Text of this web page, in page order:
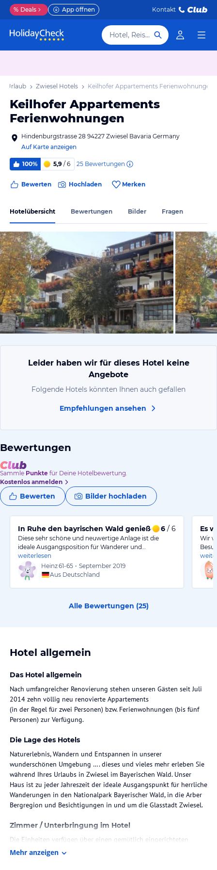
% Deals App öffnen Kontakt
Hotel, Reiseziel
Urlaub Zwiesel Hotels Keilhofer Appartements Ferienwohnungen
Keilhofer Appartements
Ferienwohnungen
Hindenburgstrasse 28 94227 Zwiesel Bavaria Germany
Auf Karte anzeigen
100% 5,9 / 6 25 Bewertungen
Bewerten Hochladen Merken
Hotelübersicht Bewertungen Bilder Fragen
vom
Leider haben wir für dieses Hotel keine
Angebote
Folgende Hotels könnten Ihnen auch gefallen
Empfehlungen ansehen
Bewertungen
Sammle Punkte für Deine Hotelbewertung.
Kostenlos anmelden
Bewerten Bilder hochladen
In Ruhe den bayrischen Wald genießen6 / 6
Diese sehr schöne und neuwertige Anlage ist die
ideale Ausgangsposition für Wanderer und…
weiterlesen
Heinz61-65 • September 2019
Aus Deutschland
Es
Wir
Alle Bewertungen (25)
Hotel allgemein
Das Hotel allgemein
Nach umfangreicher Renovierung stehen unseren Gästen seit Juli
2014 zehn völlig neu renovierte Appartements
(in der Regel für zwei Personen) bzw. Ferienwohnungen (bis fünf
Personen) zur Verfügung.
Die Lage des Hotels
Naturerlebnis, Wandern und Entspannen in unserer
wunderschönen Umgebung …. dieses und vieles mehr erleben Sie
während Ihres Urlaubs in Zwiesel im Bayerischen Wald. Unser
Haus ist zu jeder Jahreszeit der ideale Ausgangspunkt für herrliche
Wanderungen in den Nationalpark Bayerischer Wald, in die Arber
Bergregion und Besichtigungen in und um die Glasstadt Zwiesel.
Zimmer / Unterbringung im Hotel
Die Einheiten verfügen über einen gemütlich eingerichteten
Wohnraum mit Balkon, je nach Größe
Mehr anzeigen